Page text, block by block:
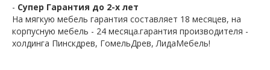
- Супер Гарантия до 2-х лет
На мягкую мебель гарантия составляет 18 месяцев, на
корпусную мебель - 24 месяца.гарантия производителя -
холдинга Пинскдрев, ГомельДрев, ЛидаМебель!